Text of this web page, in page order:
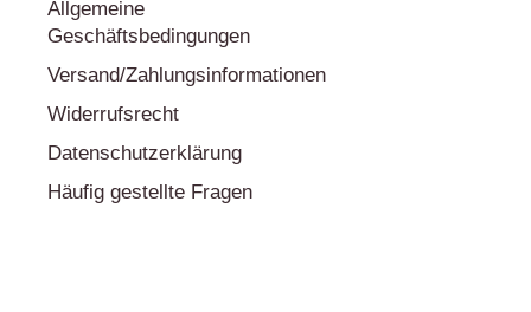
Wohlbefinden Ihres Pferdes. Erleben Sie
Accessoire, das nicht nur funktional ist, sondern
Reitalltag bringt.
Allgemeine
Geschäftsbedingungen
Versand/Zahlungsinformationen
Widerrufsrecht
Datenschutzerklärung
Häufig gestellte Fragen